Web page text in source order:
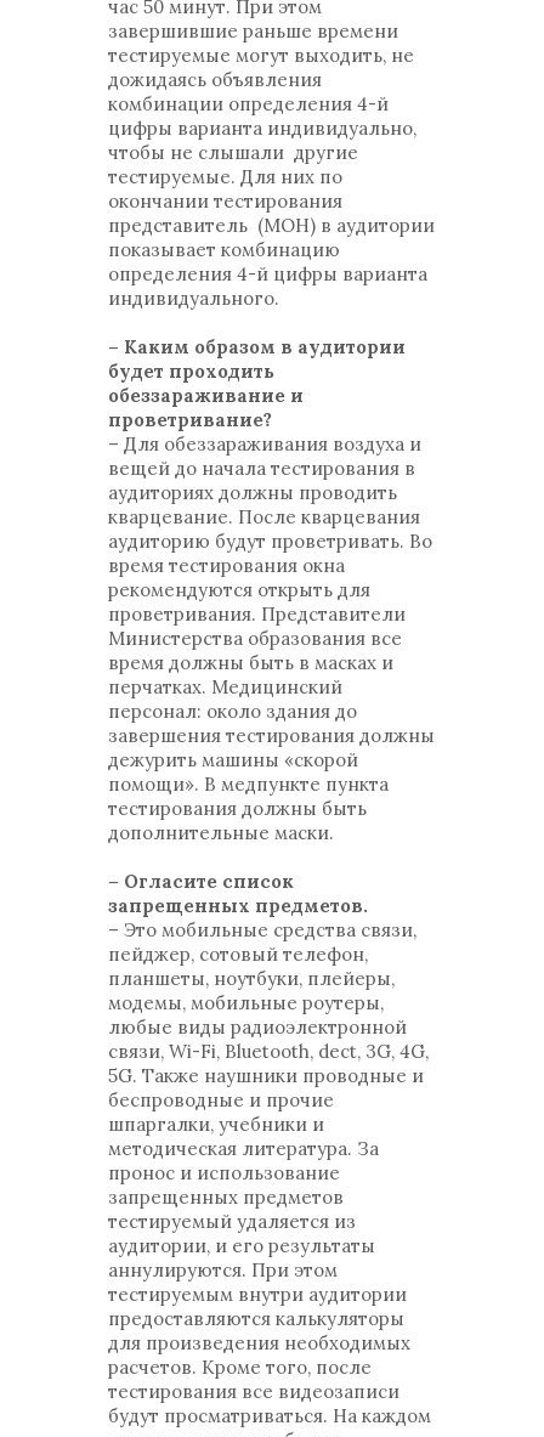
час 50 минут. При этом
завершившие раньше времени
тестируемые могут выходить, не
дожидаясь объявления
комбинации определения 4-й
цифры варианта индивидуально,
чтобы не слышали другие
тестируемые. Для них по
окончании тестирования
представитель (МОН) в аудитории
показывает комбинацию
определения 4-й цифры варианта
индивидуального.
– Каким образом в аудитории
будет проходить
обеззараживание и
проветривание?
– Для обеззараживания воздуха и
вещей до начала тестирования в
аудиториях должны проводить
кварцевание. После кварцевания
аудиторию будут проветривать. Во
время тестирования окна
рекомендуются открыть для
проветривания. Представители
Министерства образования все
время должны быть в масках и
перчатках. Медицинский
персонал: около здания до
завершения тестирования должны
дежурить машины «скорой
помощи». В медпункте пункта
тестирования должны быть
дополнительные маски.
– Огласите список
запрещенных предметов.
– Это мобильные средства связи,
пейджер, сотовый телефон,
планшеты, ноутбуки, плейеры,
модемы, мобильные роутеры,
любые виды радиоэлектронной
связи, Wi-Fi, Bluetooth, dect, 3G, 4G,
5G. Также наушники проводные и
беспроводные и прочие
шпаргалки, учебники и
методическая литература. За
пронос и использование
запрещенных предметов
тестируемый удаляется из
аудитории, и его результаты
аннулируются. При этом
тестируемым внутри аудитории
предоставляются калькуляторы
для произведения необходимых
расчетов. Кроме того, после
тестирования все видеозаписи
будут просматриваться. На каждом